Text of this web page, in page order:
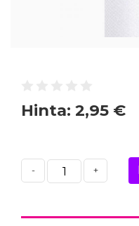
Hinta: 2,95 €
- +